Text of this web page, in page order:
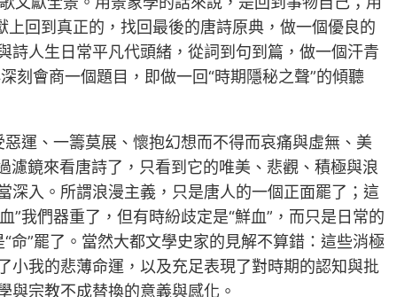
回到真正的，找回最後的唐詩原典，做一個優良的
詩人生日常平凡代頭緒，從詞到句到篇，做一個汗青
刻會商一個題目，即做一回“時期隱秘之聲”的傾聽
運、一籌莫展、懷抱幻想而不得而哀痛與虛無、美
濾鏡來看唐詩了，只看到它的唯美、悲觀、積極與浪
深入。所謂浪漫主義，只是唐人的一個正面罷了；這
我們器重了，但有時紛歧定是“鮮血”，而只是日常的
命”罷了。當然大都文學史家的見解不算錯：這些消極
小我的悲薄命運，以及充足表現了對時期的認知與批
宗教不成替換的意義與感化。